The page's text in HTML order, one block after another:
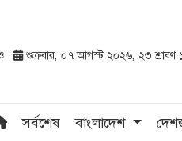
শুক্রবার, ০৭ আগস্ট ২০২৬, ২৩ শ্রাবণ
সর্বশেষ বাংলাদেশ